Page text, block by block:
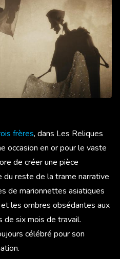
frères, dans Les Reliques
occasion en or pour le vaste
de créer une pièce
du reste de la trame narrative
de marionnettes asiatiques
les ombres obsédantes aux
six mois de travail.
célébré pour son